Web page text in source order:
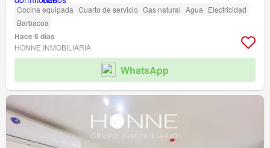
Cocina equipada Cuarto de servicio Gas natural Agua Electricidad
Barbacoa
Hace 6 días
HONNE INMOBILIARIA
WhatsApp